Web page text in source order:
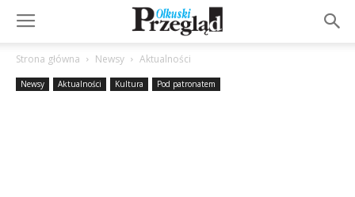
Strona główna Newsy Aktualności
Newsy Aktualności Kultura Pod patronatem